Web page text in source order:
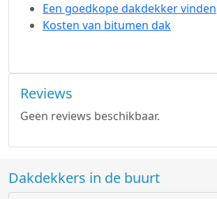
Een goedkope dakdekker vinden
Kosten van bitumen dak
Reviews
Geen reviews beschikbaar.
Dakdekkers in de buurt